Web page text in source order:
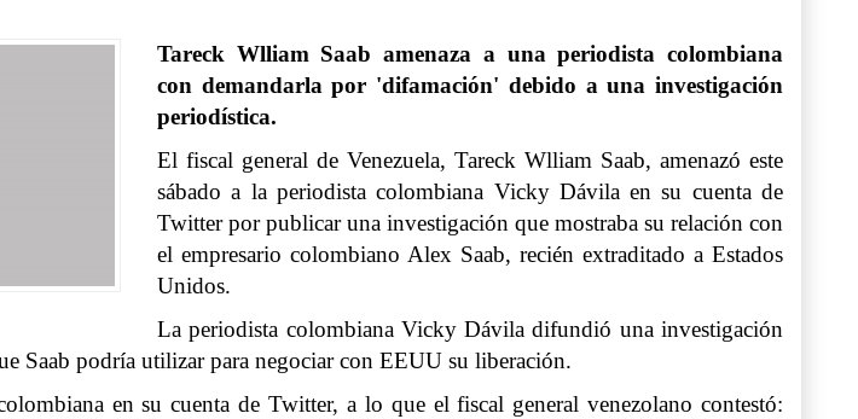
Tareck Wlliam Saab amenaza a una periodista colombiana
con demandarla por 'difamación' debido a una investigación
periodística.
El fiscal general de Venezuela, Tareck Wlliam Saab, amenazó este
sábado a la periodista colombiana Vicky Dávila en su cuenta de
Twitter por publicar una investigación que mostraba su relación con
el empresario colombiano Alex Saab, recién extraditado a Estados
Unidos.
La periodista colombiana Vicky Dávila difundió una investigación
Saab podría utilizar para negociar con EEUU su liberación.
en su cuenta de Twitter, a lo que el fiscal general venezolano contestó: